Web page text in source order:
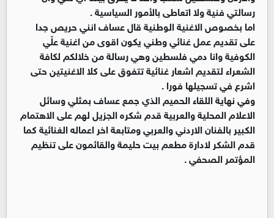
رسالتي فنية ولا اتعاطى بالأمور السياسية .
اما بخصوص الاغنية الوطنية قال عساف انني حريص جدا
على تقديم عمل غنائي وطني يكون اقوى من اغنية علّي
الكوفية وانا دمي فلسطين وهي رسالة من خلالكم لكافة
الشعراء لتقديم اشعار غنائية تتفوق على كلا الاغنيتين حتى
اشرع في تسجيلها فورا .
وفي نهاية اللقاء الحميم الذي جمع عساف بمثلي وسائل
الاعلام المحلية والعربية قدم شكره الجزيل لهم على الاهتمام
الكبير بالفنان الاردني والعربي ومتابعة اخر اعماله الغنائية كما
قدم الشكر لادارة مطعم بيت حليمة والقائمون على تنظيم
المؤتمر الصحفي .